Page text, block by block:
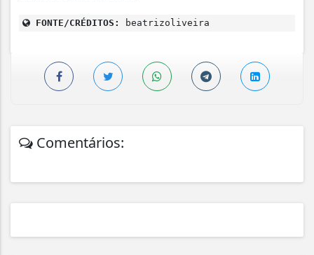
FONTE/CRÉDITOS: beatrizoliveira
Comentários: